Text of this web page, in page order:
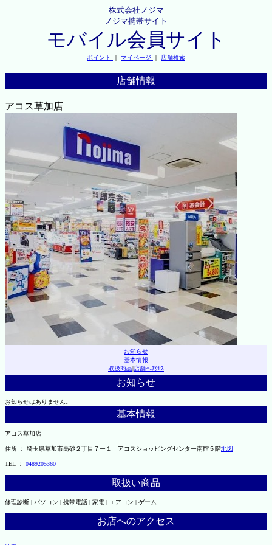
株式会社ノジマ
ノジマ携帯サイト
モバイル会員サイト
ポイント ｜ マイページ ｜ 店舗検索
店舗情報
アコス草加店
お知らせ
基本情報
取扱商品|店舗へｱｸｾｽ
お知らせ
お知らせはありません。
基本情報
アコス草加店
住所 ： 埼玉県草加市高砂２丁目７ー１ アコスショッピングセンター南館５階地図
TEL ： 0489205360
取扱い商品
修理診断 | パソコン | 携帯電話 | 家電 | エアコン | ゲーム
お店へのアクセス